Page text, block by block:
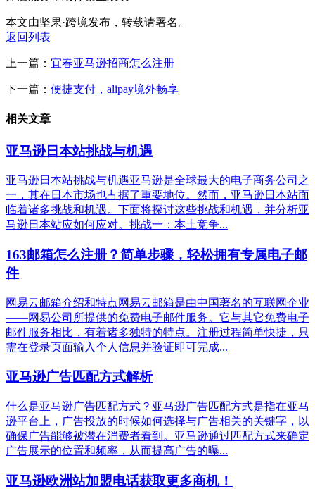
本文由坚果·跨境发布，转载请署名。
返回列表
上一篇： 宜春亚马逊招商怎么注册
下一篇： 便捷支付，alipay境外畅享
相关文章
亚马逊日本站挑战与机遇
亚马逊日本站挑战与机遇亚马逊是全球最大的电子商务公司之
一，其在日本市场也占据了重要地位。然而，亚马逊日本站面
临着诸多挑战和机遇。下面将探讨这些挑战和机遇，并分析亚
马逊日本站应如何应对。挑战一：本土竞争...
163邮箱怎么注册？简单步骤，轻松拥有专属电子邮
件
网易云邮箱介绍和特点网易云邮箱是由中国著名的互联网企业
——网易公司所提供的免费电子邮件服务。它与其它免费电子
邮件服务相比，有着诸多独特的特点。注册过程简单快捷，只
需在登录页面输入个人信息并验证即可完成...
亚马逊广告匹配方式解析
什么是亚马逊广告匹配方式？亚马逊广告匹配方式是指在亚马
逊平台上，广告投放的时候如何选择与广告相关的关键字，以
确保广告能够被潜在消费者看到。亚马逊通过匹配方式来确定
广告展示的位置和频率，从而提高广告的曝...
亚马逊欧洲站加盟电话获取更多商机！